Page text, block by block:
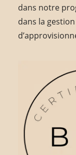
dans notre
dans la